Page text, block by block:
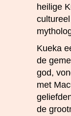
heilige
Kueka
de
god,
met
de